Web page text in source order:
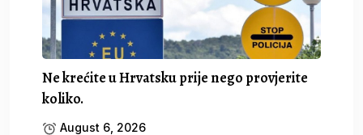
Ne krećite u Hrvatsku prije nego provjerite
koliko.
August 6, 2026